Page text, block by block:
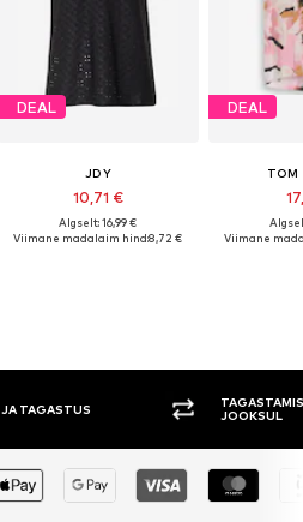
DEAL
JDY
10,71 €
Algselt: 16,99 €
Viimane madalaim hind:8,72 €
DEAL
TOM
Viimane
TAGASTAMISE ÕIGUS 30
JOOKSUL